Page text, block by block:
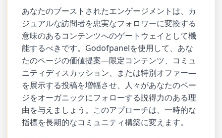
あなたのブーストされたエンゲージメントは、カ
ジュアルな訪問者を忠実なフォロワーに変換する
意味のあるコンテンツへのゲートウェイとして機
能するべきです。Godofpanelを使用して、あな
たのページの価値提案—限定コンテンツ、コミュ
ニティディスカッション、または特別オファー—
を展示する投稿を増幅させ、人々があなたのペー
ジをオーガニックにフォローする説得力のある理
由を与えましょう。このアプローチは、一時的な
指標を長期的なコミュニティ構築に変えます。